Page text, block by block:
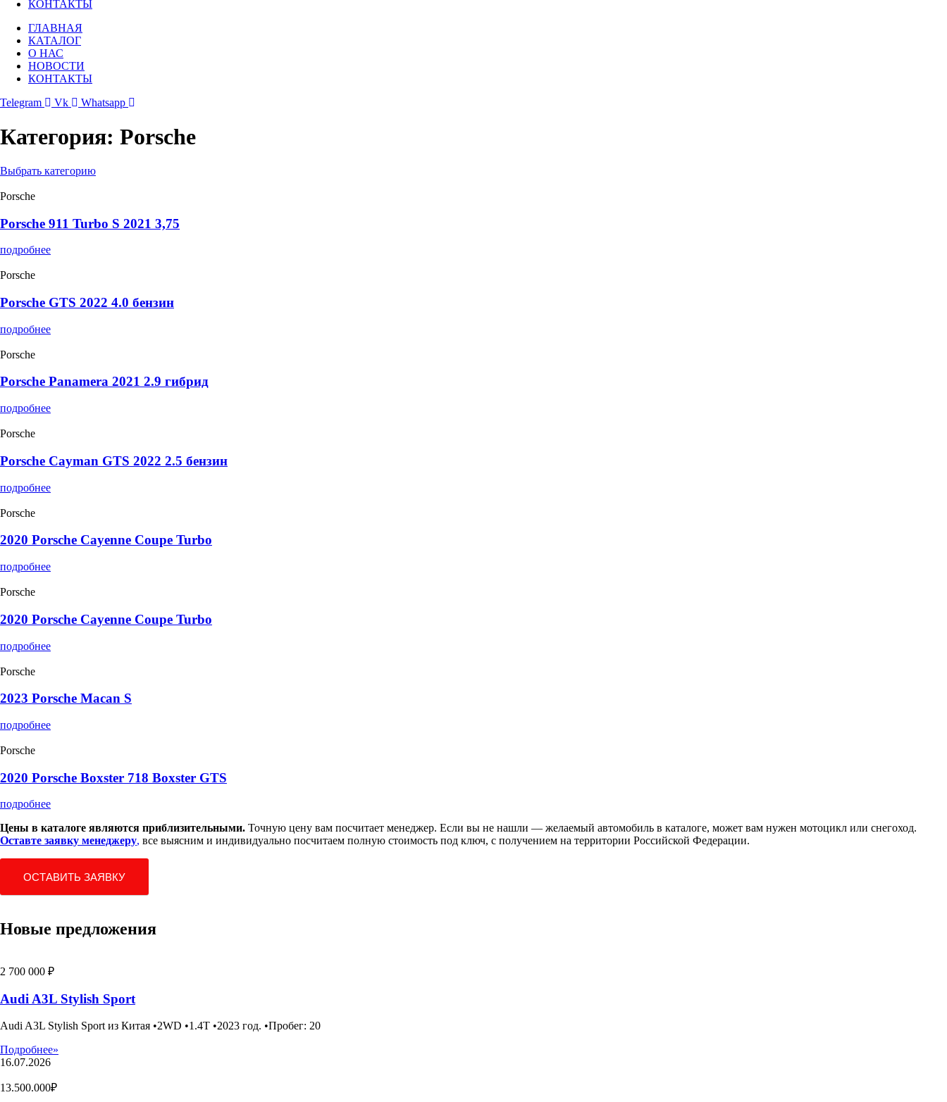
КОНТАКТЫ
ГЛАВНАЯ
КАТАЛОГ
О НАС
НОВОСТИ
КОНТАКТЫ
Telegram
Vk Whatsapp
Категория: Porsche
Выбрать категорию
Porsche
Porsche 911 Turbo S 2021 3,75
подробнее
Porsche
Porsche GTS 2022 4.0 бензин
подробнее
Porsche
Porsche Panamera 2021 2.9 гибрид
подробнее
Porsche
Porsche Cayman GTS 2022 2.5 бензин
подробнее
Porsche
2020 Porsche Cayenne Coupe Turbo
подробнее
Porsche
2020 Porsche Cayenne Coupe Turbo
подробнее
Porsche
2023 Porsche Macan S
подробнее
Porsche
2020 Porsche Boxster 718 Boxster GTS
подробнее
Цены в каталоге являются приблизительными. Точную цену вам посчитает менеджер. Если вы не нашли — желаемый автомобиль в каталоге, может вам нужен мотоцикл или снегоход.
Оставте заявку менеджеру, все выясним и индивидуально посчитаем полную стоимость под ключ, с получением на территории Российской Федерации.
ОСТАВИТЬ ЗАЯВКУ
Новые предложения
2 700 000 ₽
Audi A3L Stylish Sport
Audi A3L Stylish Sport из Китая •2WD •1.4T •2023 год. •Пробег: 20
Подробнее»
16.07.2026
13.500.000₽